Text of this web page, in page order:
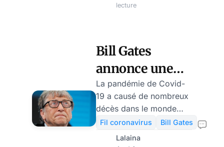
ans et plus. Cette
actions de la société ont
connu une hausse de
8%.
lecture
Bill Gates
annonce une
nouvelle
pandémie
La pandémie de Covid-
19 a causé de nombreux
décès dans le monde
dont plus d’un million de
morts aux Etats-Unis.
Fil coronavirus
Bill Gates
Lalaina